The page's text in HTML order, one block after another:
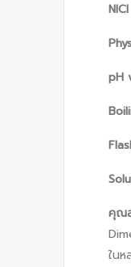
pH
คุณ
ในห